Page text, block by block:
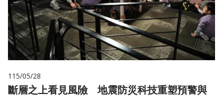
115/05/28
斷層之上看見風險 地震防災科技重塑預警與